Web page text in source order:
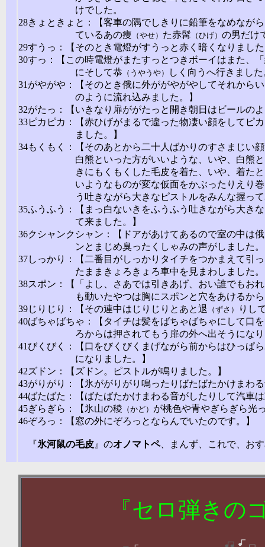
けでした。
28きょときょと：【客車の隅でしきりに鉛筆をなめなが
ているあの痩 （やせ） た赤髯 （ひげ） の男だけ
29すうっ：【そのとき電燈がすうっと赤く暗くなりまし
30すっ：【この時電燈がまたすっとつきボーイはまた、
にそして恭 （うやうや）
しく向うへ行きまし
31がやがや：【そのとき俄に外ががやがやしてそれから
のように流れ込みました。】
32がたっ：【いきなり扉ががたっと開き朝日はビールの
33ピカピカ：【赤ひげがまるで違った物凄い顔をしてピ
ました。】
34もくもく：【そのあとから二十人ばかりのすさまじい
白熊といった方がいいような、いや、白熊
きにもくもくした毛皮を着た、いや、着た
いようなものが変な仮面をかぶったりえり
う吐きながら大きなピストルをみんな握っ
35ふうふう：【まっ白ないきをふうふう吐きながら大き
て来ました。】
36クシャンクシャン：【ドアがあけてあるので室の中は
ンとまじめ臭ったくしゃみの声がしました
37しっかり：【二番目がしっかりタイチをつかまえて引
たままきょろきょろ車中を見まわしました
38スポン：【「よし、さあでは引きあげ、おい誰でもお
も動いたやつは胸にスポンと穴をあけるか
39じりじり：【その連中はじりじりとあと退
（ずさ）
りし
40ばちゃばちゃ：【タイチは髪をばちゃばちゃにして口
ろからは押されてもう扉の外へ出そうにな
41びくびく：【口をびくびくまげながら前からはひっぱ
になりました。】
42ズドン：【ズドン。ピストルが鳴りました。】
43がりがり：【氷ががりがり鳴ったりばたばたかけまわ
44ばたばた：【ばたばたかけまわる音がしたりして汽車
45ぎらぎら：【氷山の稜 （かど） が桃色や青やぎらぎら光
46ぞろっ：【窓の外にぞろっとならんでいたのです。】
『氷河鼠の毛皮 』のオノマトペ、まんず、これで、お
『セロ弾きの